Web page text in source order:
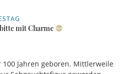
mit Charme
Jahren geboren. Mittlerweile